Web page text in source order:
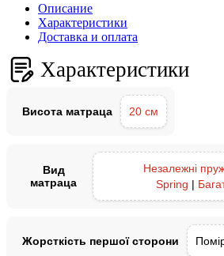
Описание
Характеристики
Доставка и оплата
Характеристики
Висота матраца 20 см
Вид
матраца
Незалежні
Spring |
Жорсткість першої сторони